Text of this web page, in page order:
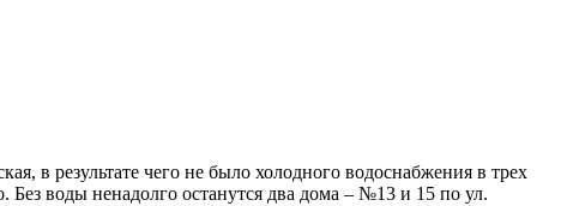
в результате чего не было холодного водоснабжения в трех
воды ненадолго останутся два дома – №13 и 15 по ул.